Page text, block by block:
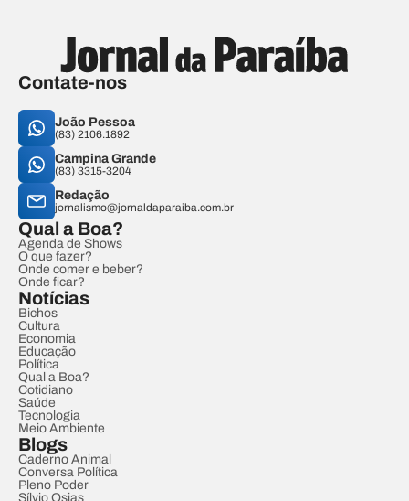
Contate-nos
João Pessoa
(83) 2106.1892
Campina Grande
(83) 3315-3204
Redação
jornalismo@jornaldaparaiba.com.br
Qual a Boa?
Agenda de Shows
O que fazer?
Onde comer e beber?
Onde ficar?
Notícias
Bichos
Cultura
Economia
Educação
Política
Qual a Boa?
Cotidiano
Saúde
Tecnologia
Meio Ambiente
Blogs
Caderno Animal
Conversa Política
Pleno Poder
Sílvio Osias